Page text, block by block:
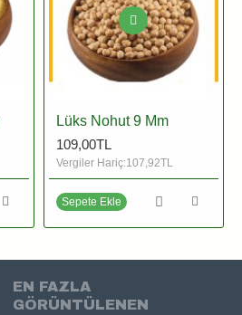
Lüks Nohut 9 Mm
109,00TL
Vergiler Hariç:107,92TL
Sepete Ekle
EN FAZLA
GÖRÜNTÜLENEN